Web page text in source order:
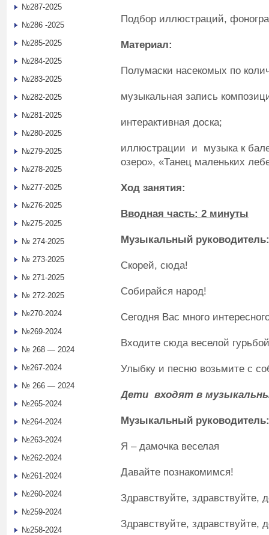
Подбор иллюстраций,
Материал:
Полумаски насекомых по
музыкальная запись
интерактивная доска;
иллюстрации и музыка к
озеро», «Танец маленьких
Ход занятия:
Вводная часть: 2 минуты
Музыкальный руководитель:
Скорей, сюда!
Собирайся народ!
Сегодня Вас много
Входите сюда веселой
Улыбку и песню возьмите с
Дети входят в
Музыкальный руководитель:
Я – дамочка веселая
Давайте познакомимся!
Здравствуйте, здравствуйте,
Здравствуйте, здравствуйте,
№287-2025
№286 -2025
№285-2025
№284-2025
№283-2025
№282-2025
№281-2025
№280-2025
№279-2025
№278-2025
№277-2025
№276-2025
№275-2025
№ 274-2025
№ 273-2025
№ 271-2025
№ 272-2025
№270-2024
№269-2024
№ 268 — 2024
№267-2024
№ 266 — 2024
№265-2024
№264-2024
№263-2024
№262-2024
№261-2024
№260-2024
№259-2024
№258-2024